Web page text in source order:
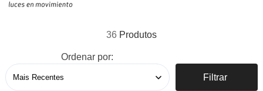
36
Ordenar por:
Filtrar